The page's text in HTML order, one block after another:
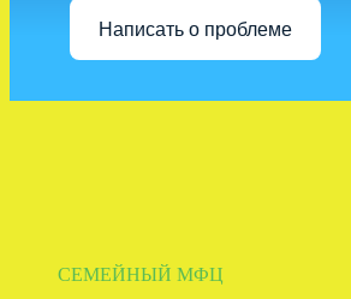
Написать о проблеме
СЕМЕЙНЫЙ МФЦ